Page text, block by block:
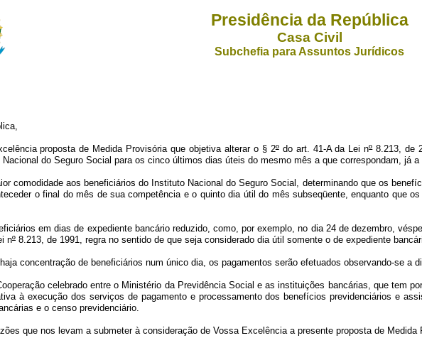
Presidência da República
Casa Civil
Subchefia para Assuntos Jurídicos
proposta de Medida Provisória que objetiva alterar o § 2ºdo art. 41-A da Lei nº8.213, de
do Seguro Social para os cinco últimos dias úteis do mesmo mês a que correspondam, já
comodidade aos beneficiários do Instituto Nacional do Seguro Social, determinando que os
o final do mês de sua competência e o quinto dia útil do mês subseqüente, enquanto que
em dias de expediente bancário reduzido, como, por exemplo, no dia 24 de dezembro,
nº 8.213, de 1991, regra no sentido de que seja considerado dia útil somente o de expediente
concentração de beneficiários num único dia, os pagamentos serão efetuados observando-se a
celebrado entre o Ministério da Previdência Social e as instituições bancárias, que tem
à execução dos serviços de pagamento e processamento dos benefícios previdenciários e
e o censo previdenciário.
que nos levam a submeter à consideração de Vossa Excelência a presente proposta de Medida